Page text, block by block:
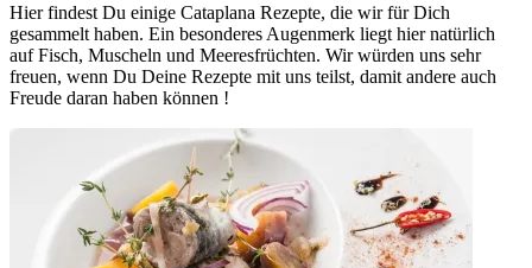
Hier findest Du einige Cataplana Rezepte, die wir für Dich
gesammelt haben. Ein besonderes Augenmerk liegt hier natürlich
auf Fisch, Muscheln und Meeresfrüchten. Wir würden uns sehr
freuen, wenn Du Deine Rezepte mit uns teilst, damit andere auch
Freude daran haben können !